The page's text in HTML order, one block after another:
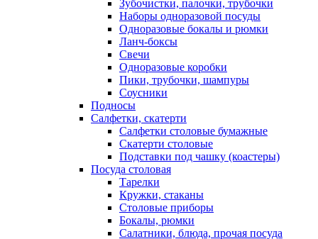
Зубочистки, палочки, трубочки
Наборы одноразовой посуды
Одноразовые бокалы и рюмки
Ланч-боксы
Свечи
Одноразовые коробки
Пики, трубочки, шампуры
Соусники
Подносы
Салфетки, скатерти
Салфетки столовые бумажные
Скатерти столовые
Подставки под чашку (коастеры)
Посуда столовая
Тарелки
Кружки, стаканы
Столовые приборы
Бокалы, рюмки
Салатники, блюда, прочая посуда